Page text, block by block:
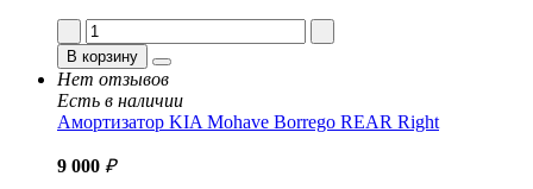
В корзину
Нет отзывов
Есть в наличии
Амортизатор KIA Mohave Borrego REAR Right
9 000 ₽